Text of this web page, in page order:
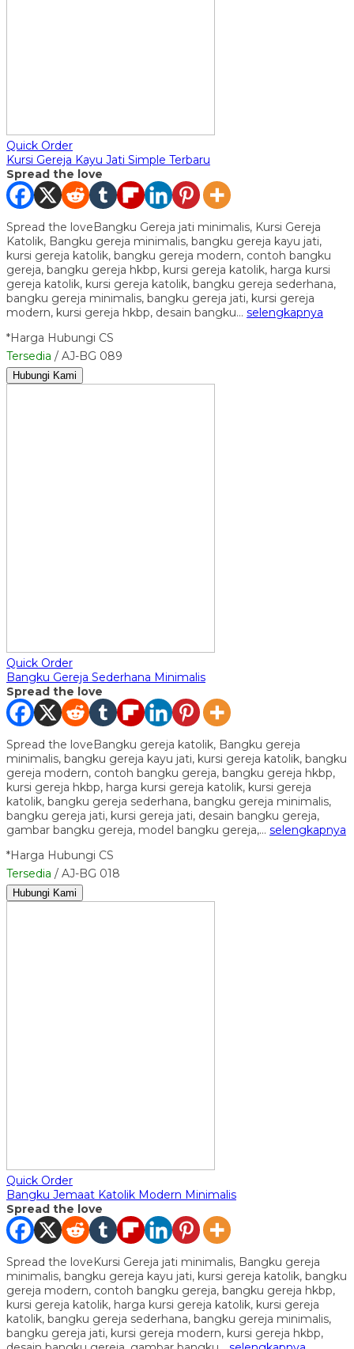
Quick Order
Kursi Gereja Kayu Jati Simple Terbaru
Spread the love
Spread the loveBangku Gereja jati minimalis, Kursi Gereja
Katolik, Bangku gereja minimalis, bangku gereja kayu jati,
kursi gereja katolik, bangku gereja modern, contoh bangku
gereja, bangku gereja hkbp, kursi gereja katolik, harga kursi
gereja katolik, kursi gereja katolik, bangku gereja sederhana,
bangku gereja minimalis, bangku gereja jati, kursi gereja
modern, kursi gereja hkbp, desain bangku… selengkapnya
*Harga Hubungi CS
Tersedia / AJ-BG 089
Hubungi Kami
Quick Order
Bangku Gereja Sederhana Minimalis
Spread the love
Spread the loveBangku gereja katolik, Bangku gereja
minimalis, bangku gereja kayu jati, kursi gereja katolik, bangku
gereja modern, contoh bangku gereja, bangku gereja hkbp,
kursi gereja hkbp, harga kursi gereja katolik, kursi gereja
katolik, bangku gereja sederhana, bangku gereja minimalis,
bangku gereja jati, kursi gereja jati, desain bangku gereja,
gambar bangku gereja, model bangku gereja,… selengkapnya
*Harga Hubungi CS
Tersedia / AJ-BG 018
Hubungi Kami
Quick Order
Bangku Jemaat Katolik Modern Minimalis
Spread the love
Spread the loveKursi Gereja jati minimalis, Bangku gereja
minimalis, bangku gereja kayu jati, kursi gereja katolik, bangku
gereja modern, contoh bangku gereja, bangku gereja hkbp,
kursi gereja katolik, harga kursi gereja katolik, kursi gereja
katolik, bangku gereja sederhana, bangku gereja minimalis,
bangku gereja jati, kursi gereja modern, kursi gereja hkbp,